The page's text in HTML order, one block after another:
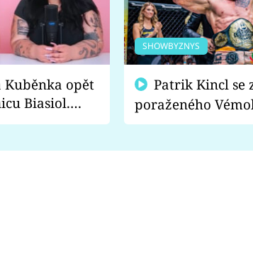
Kuběnka opět
Biasiol.
falešná a
SHOWBYZNYS
poraženého
fanoušci naštvali?